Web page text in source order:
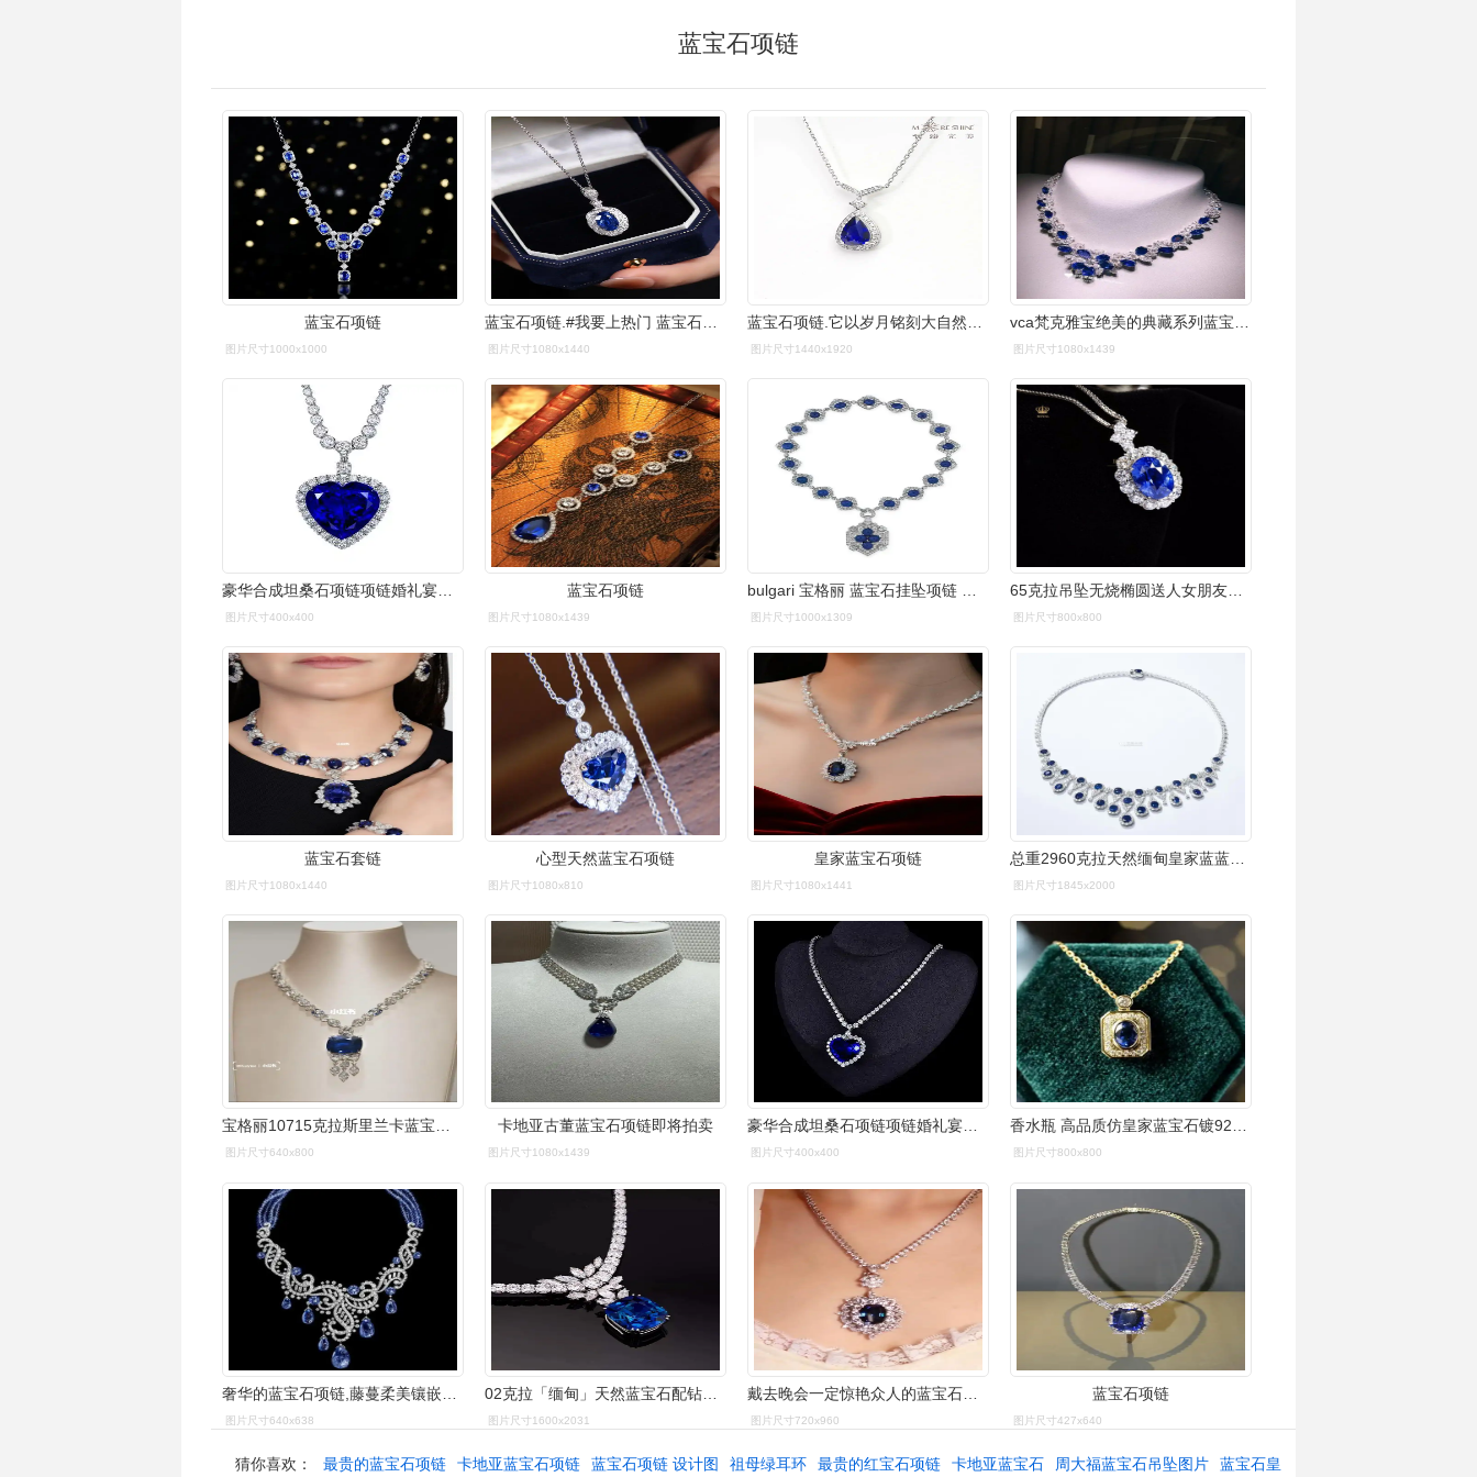
蓝宝石项链
蓝宝石项链
图片尺寸1000x1000
蓝宝石项链.#我要上热门 蓝宝石项链970390 浓郁深邃 - 抖音
图片尺寸1080x1440 图片尺寸1440x1920 图片尺寸1080x1439
豪华合成坦桑石项链项链婚礼宴会海洋之心蓝宝石心形吊坠项坠 原价
图片尺寸400x400
蓝宝石项链
图片尺寸1080x1439 图片尺寸1000x1309 图片尺寸800x800
蓝宝石套链
图片尺寸1080x1440
心型天然蓝宝石项链
图片尺寸1080x810
皇家蓝宝石项链
图片尺寸1080x1441 图片尺寸1845x2000
宝格丽10715克拉斯里兰卡蓝宝石项链
图片尺寸640x800
卡地亚古董蓝宝石项链即将拍卖
图片尺寸1080x1439
豪华合成坦桑石项链项链婚礼宴会海洋之心蓝宝石心形吊坠项坠 原价
图片尺寸400x400
香水瓶 高品质仿皇家蓝宝石镀925镶锆石吊坠项链复古气质批发批量
图片尺寸800x800
奢华的蓝宝石项链,藤蔓柔美镶嵌钻石,吊胆部分全部为蓝宝石,并且蓝
图片尺寸640x638
02克拉「缅甸」天然蓝宝石配钻石项链,梵克雅宝
图片尺寸1600x2031
戴去晚会一定惊艳众人的蓝宝石项链78
图片尺寸720x960
蓝宝石项链
图片尺寸427x640
猜你喜欢： 最贵的蓝宝石项链 卡地亚蓝宝石项链 蓝宝石项链 设计图 祖母绿耳环 最贵的红宝石项链 卡地亚蓝宝石 周大福蓝宝石吊坠图片 蓝宝石皇